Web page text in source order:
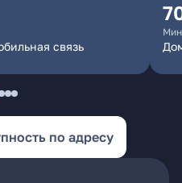
связь
по адресу